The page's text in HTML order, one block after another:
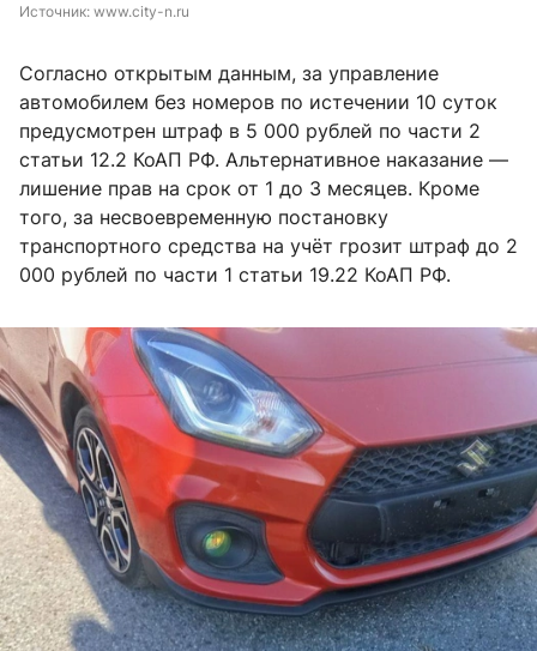
Источник: www.city-n.ru
Согласно открытым данным, за управление
автомобилем без номеров по истечении 10 суток
предусмотрен штраф в 5 000 рублей по части 2
статьи 12.2 КоАП РФ. Альтернативное наказание —
лишение прав на срок от 1 до 3 месяцев. Кроме
того, за несвоевременную постановку
транспортного средства на учёт грозит штраф до 2
000 рублей по части 1 статьи 19.22 КоАП РФ.